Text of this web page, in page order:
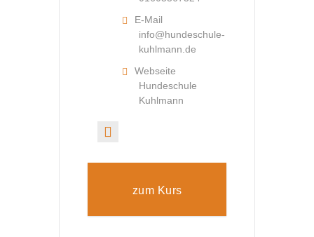
E-Mail
info@hundeschule-
kuhlmann.de
Webseite
Hundeschule
Kuhlmann
zum Kurs